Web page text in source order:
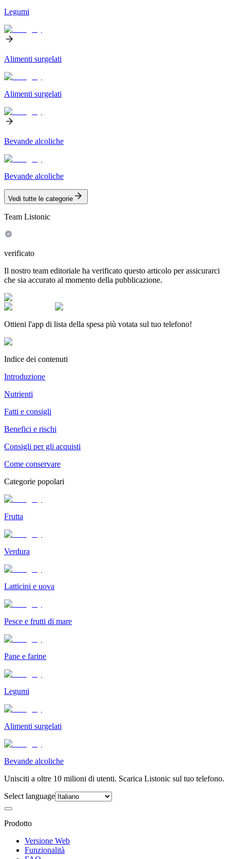
Legumi
Alimenti surgelati
Alimenti surgelati
Bevande alcoliche
Bevande alcoliche
Vedi tutte le categorie
Team Listonic
verificato
Il nostro team editoriale ha verificato questo articolo per assicurarci
che sia accurato al momento della pubblicazione.
Ottieni l'app di lista della spesa più votata sul tuo telefono!
Indice dei contenuti
Introduzione
Nutrienti
Fatti e consigli
Benefici e rischi
Consigli per gli acquisti
Come conservare
Categorie popolari
Frutta
Verdura
Latticini e uova
Pesce e frutti di mare
Pane e farine
Legumi
Alimenti surgelati
Bevande alcoliche
Unisciti a oltre 10 milioni di utenti. Scarica Listonic sul tuo telefono.
Select language
Prodotto
Versione Web
Funzionalità